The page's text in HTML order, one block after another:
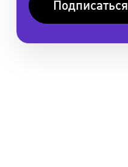
Подписаться